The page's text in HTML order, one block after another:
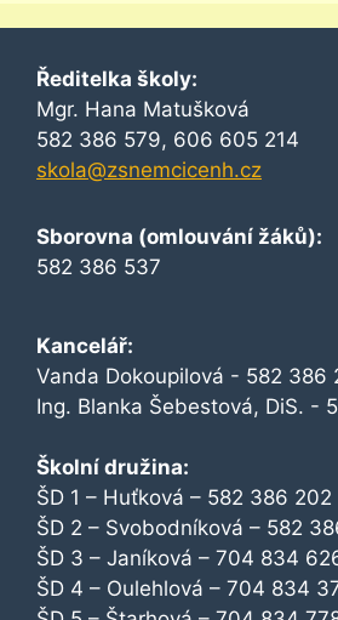
Ředitelka školy:
Mgr. Hana Matušková
582 386 579, 606 605 214
skola@zsnemcicenh.cz
Sborovna (omlouvání žáků):
582 386 537
Kancelář:
Vanda Dokoupilová - 582 386
Ing. Blanka Šebestová, DiS. -
Školní družina:
ŠD 1 – Huťková – 582 386 202
ŠD 2 – Svobodníková – 582
ŠD 3 – Janíková – 704 834
ŠD 4 – Oulehlová – 704 834